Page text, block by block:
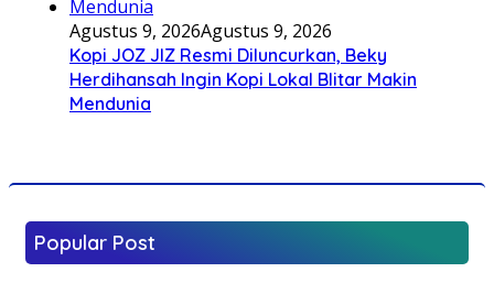
Agustus 9, 2026Agustus 9, 2026
Kopi JOZ JIZ Resmi Diluncurkan, Beky
Herdihansah Ingin Kopi Lokal Blitar Makin
Mendunia
Popular Post